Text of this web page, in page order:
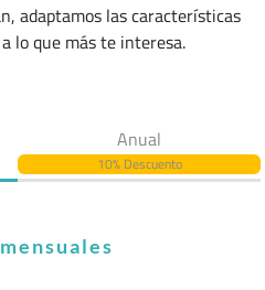
adaptamos las características
lo que más te interesa.
Anual
10% Descuento
mensuales